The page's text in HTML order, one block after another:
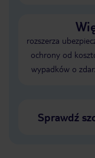
rozszerza
ochrony od
wypadków o
Sprawdź